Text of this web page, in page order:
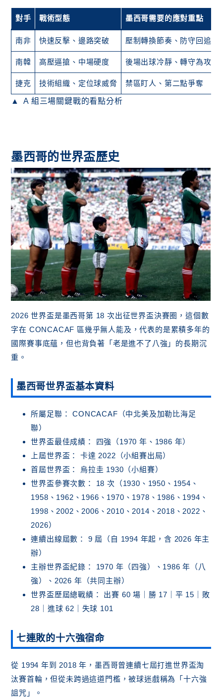
對手 戰術型態 墨西哥需要的應對重點
南非 快速反擊、邊路突破 壓制轉換節奏、防守回追
南韓 高壓逼搶、中場硬度 後場出球冷靜、轉守為攻快
捷克 技術組織、定位球威脅 禁區盯人、第二點爭奪
A 組三場關鍵戰的看點分析
墨西哥的世界盃歷史
2026 世界盃是墨西哥第 18 次出征世界盃決賽圈，這個數
字在 CONCACAF 區幾乎無人能及，代表的是累積多年的
國際賽事底蘊，但也背負著「老是進不了八強」的長期沉
重。
墨西哥世界盃基本資料
所屬足聯： CONCACAF（中北美及加勒比海足
聯）
世界盃最佳成績： 四強（1970 年、1986 年）
上屆世界盃： 卡達 2022（小組賽出局）
首屆世界盃： 烏拉圭 1930（小組賽）
世界盃參賽次數： 18 次（1930、1950、1954、
1958、1962、1966、1970、1978、1986、1994、
1998、2002、2006、2010、2014、2018、2022、
2026）
連續出線屆數： 9 屆（自 1994 年起，含 2026 年主
辦）
主辦世界盃紀錄： 1970 年（四強）、1986 年（八
強）、2026 年（共同主辦）
世界盃歷屆總戰績： 出賽 60 場｜勝 17｜平 15｜敗
28｜進球 62｜失球 101
七連敗的十六強宿命
從 1994 年到 2018 年，墨西哥曾連續七屆打進世界盃淘
汰賽首輪，但從未跨過這道門檻，被球迷戲稱為「十六強
詛咒」。